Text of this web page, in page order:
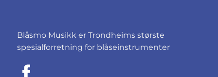
Blåsmo Musikk er Trondheims største
spesialforretning for blåseinstrumenter